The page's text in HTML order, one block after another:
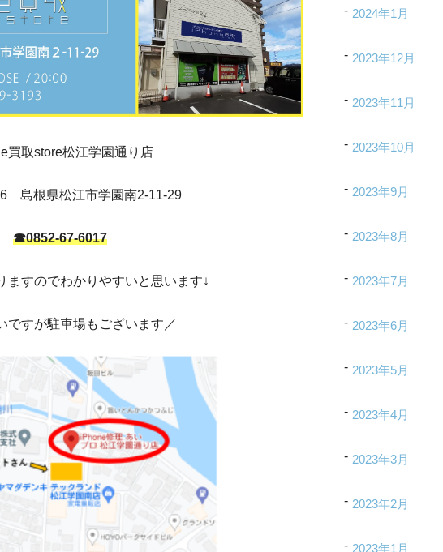
買取store松江学園通り店
島根県松江市学園南2-11-29
☎0852-67-6017
ますのでわかりやすいと思います↓
ですが駐車場もございます／
2024年1月
2023年12月
2023年11月
2023年10月
2023年9月
2023年8月
2023年7月
2023年6月
2023年5月
2023年4月
2023年3月
2023年2月
2023年1月